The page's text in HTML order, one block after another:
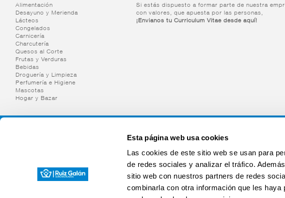
Esta página web usa cookies
Las cookies de este sitio web se usan para
de redes sociales y analizar el tráfico.
sitio web con nuestros partners de redes
combinarla con otra información que les
Alimentación
Desayuno y Merienda
Lácteos
Congelados
Carnicería
Charcutería
Quesos al Corte
Frutas y Verduras
Bebidas
Droguería y Limpieza
Perfumería e Higiene
Mascotas
Hogar y Bazar
Si estás dispuesto a formar parte de nuestra
con valores, que apuesta por las personas,
¡Envianos tu Curriculum Vitae desde aquí!